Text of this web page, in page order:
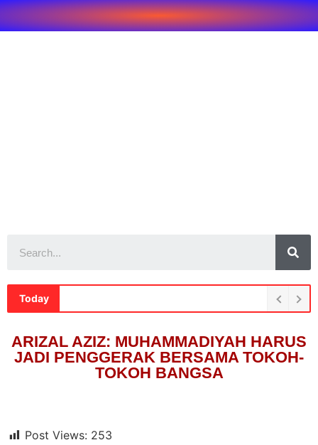
Today
ARIZAL AZIZ: MUHAMMADIYAH HARUS
JADI PENGGERAK BERSAMA TOKOH-
TOKOH BANGSA
Post Views: 253